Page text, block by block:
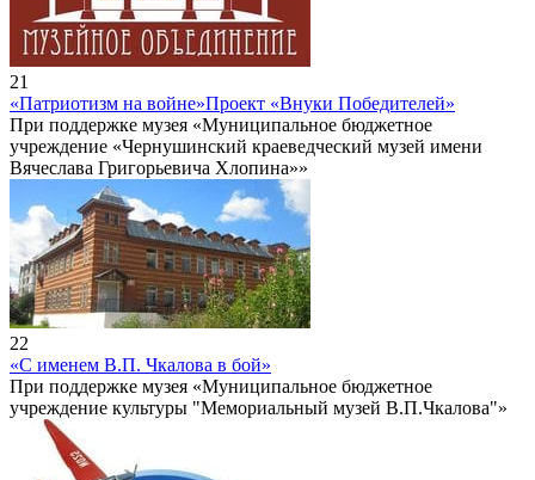
21
«Патриотизм на войне»Проект «Внуки Победителей»
При поддержке музея «Муниципальное бюджетное
учреждение «Чернушинский краеведческий музей имени
Вячеслава Григорьевича Хлопина»»
22
«С именем В.П. Чкалова в бой»
При поддержке музея «Муниципальное бюджетное
учреждение культуры "Мемориальный музей В.П.Чкалова"»